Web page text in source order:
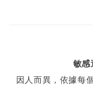
敏感
因人而異，依據每